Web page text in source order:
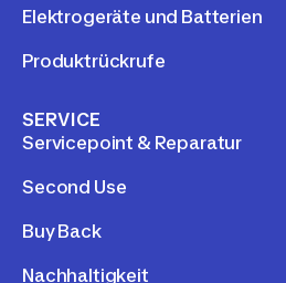
Elektrogeräte und Batterien
Produktrückrufe
SERVICE
Servicepoint & Reparatur
Second Use
Buy Back
Nachhaltigkeit